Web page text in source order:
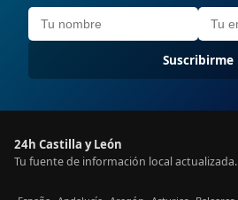
Suscribirme
24h Castilla y León
Tu fuente de información local actualizada.